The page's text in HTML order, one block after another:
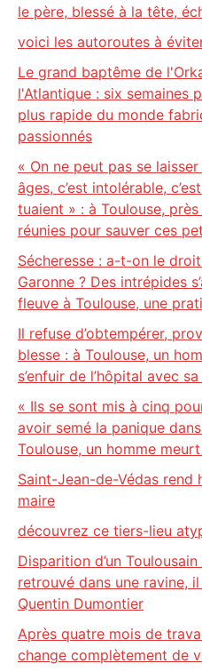
le père, blessé à la tête,
voici les autoroutes à
Le grand baptême de
l'Atlantique : six semaines
plus rapide du monde
passionnés
« On ne peut pas se
âges, c’est intolérable,
tuaient » : à Toulouse,
réunies pour sauver ces
Sécheresse : a-t-on le
Garonne ? Des intrépides
fleuve à Toulouse, une
Il refuse d’obtempérer,
blesse : à Toulouse, un
s’enfuir de l’hôpital avec
« Ils se sont mis à cinq
avoir semé la panique
Toulouse, un homme meurt
Saint-Jean-de-Védas rend
maire
découvrez ce tiers-lieu
Disparition d’un
retrouvé dans une ravine,
Quentin Dumontier
Après quatre mois de
change complètement de